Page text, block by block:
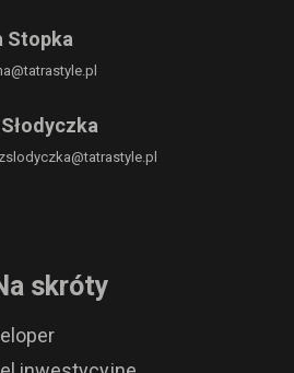
Stopka
@tatrastyle.pl
skróty